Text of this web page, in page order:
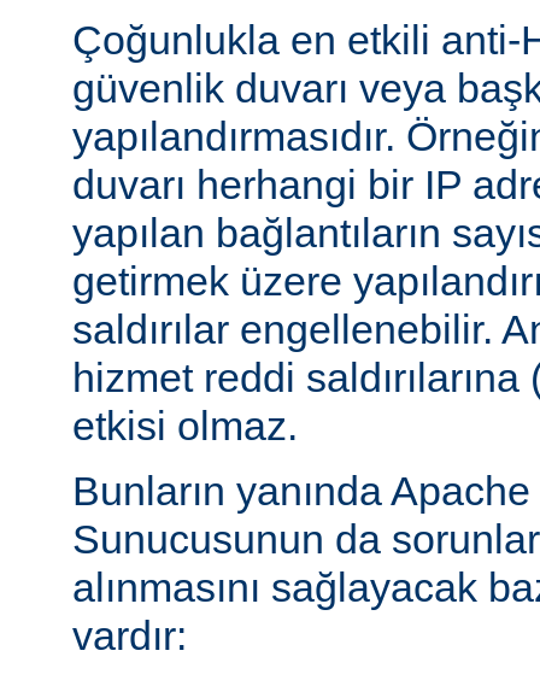
Çoğunlukla en etkili anti-
güvenlik duvarı veya
yapılandırmasıdır.
duvarı herhangi bir IP
yapılan bağlantıların
getirmek üzere
saldırılar engellenebilir.
hizmet reddi
etkisi olmaz.
Bunların yanında
Sunucusunun da
alınmasını sağlayacak
vardır: